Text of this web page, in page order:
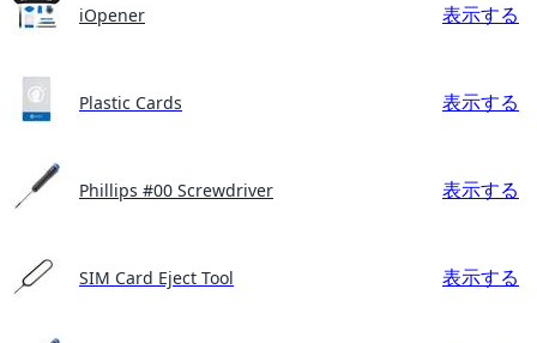
iOpener 表示する
Plastic Cards 表示する
Phillips #00 Screwdriver 表示する
SIM Card Eject Tool 表示する